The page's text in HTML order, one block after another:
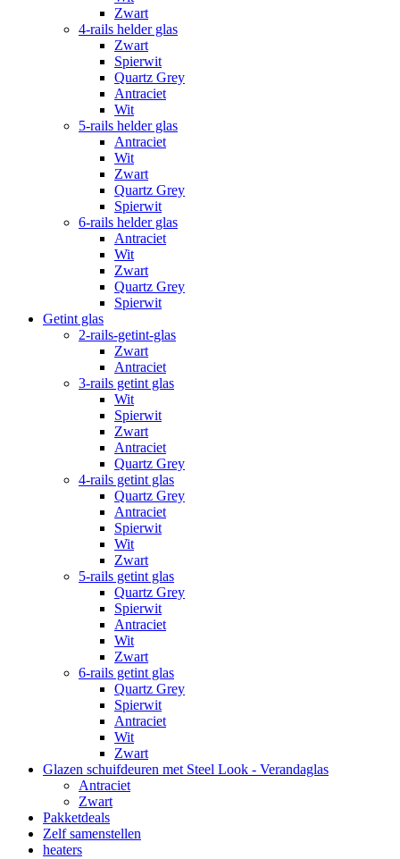
Zwart
4-rails helder glas
Zwart
Spierwit
Quartz Grey
Antraciet
Wit
5-rails helder glas
Antraciet
Wit
Zwart
Quartz Grey
Spierwit
6-rails helder glas
Antraciet
Wit
Zwart
Quartz Grey
Spierwit
Getint glas
2-rails-getint-glas
Zwart
Antraciet
3-rails getint glas
Wit
Spierwit
Zwart
Antraciet
Quartz Grey
4-rails getint glas
Quartz Grey
Antraciet
Spierwit
Wit
Zwart
5-rails getint glas
Quartz Grey
Spierwit
Antraciet
Wit
Zwart
6-rails getint glas
Quartz Grey
Spierwit
Antraciet
Wit
Zwart
Glazen schuifdeuren met Steel Look - Verandaglas
Antraciet
Zwart
Pakketdeals
Zelf samenstellen
heaters